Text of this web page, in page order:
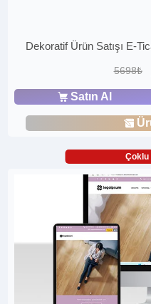
Dekoratif Ürün Satışı E-
5698₺
Satın Al
Çoklu